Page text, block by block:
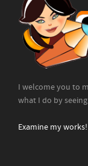
I welcome you to
what I do by
Examine my works!